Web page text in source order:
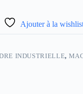
Ajouter à la
INDUSTRIELLE,